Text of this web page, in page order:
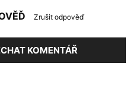
Zrušit odpověď
KOMENTÁŘ